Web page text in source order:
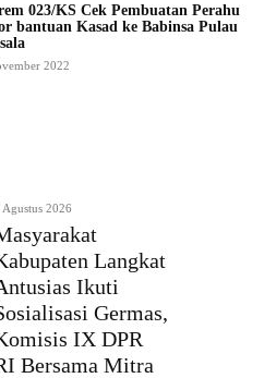
023/KS Cek Pembuatan Perahu
bantuan Kasad ke Babinsa Pulau
2022
Agustus 2026
Langkat
Ikuti
Germas,
IX DPR
Bersama Mitra